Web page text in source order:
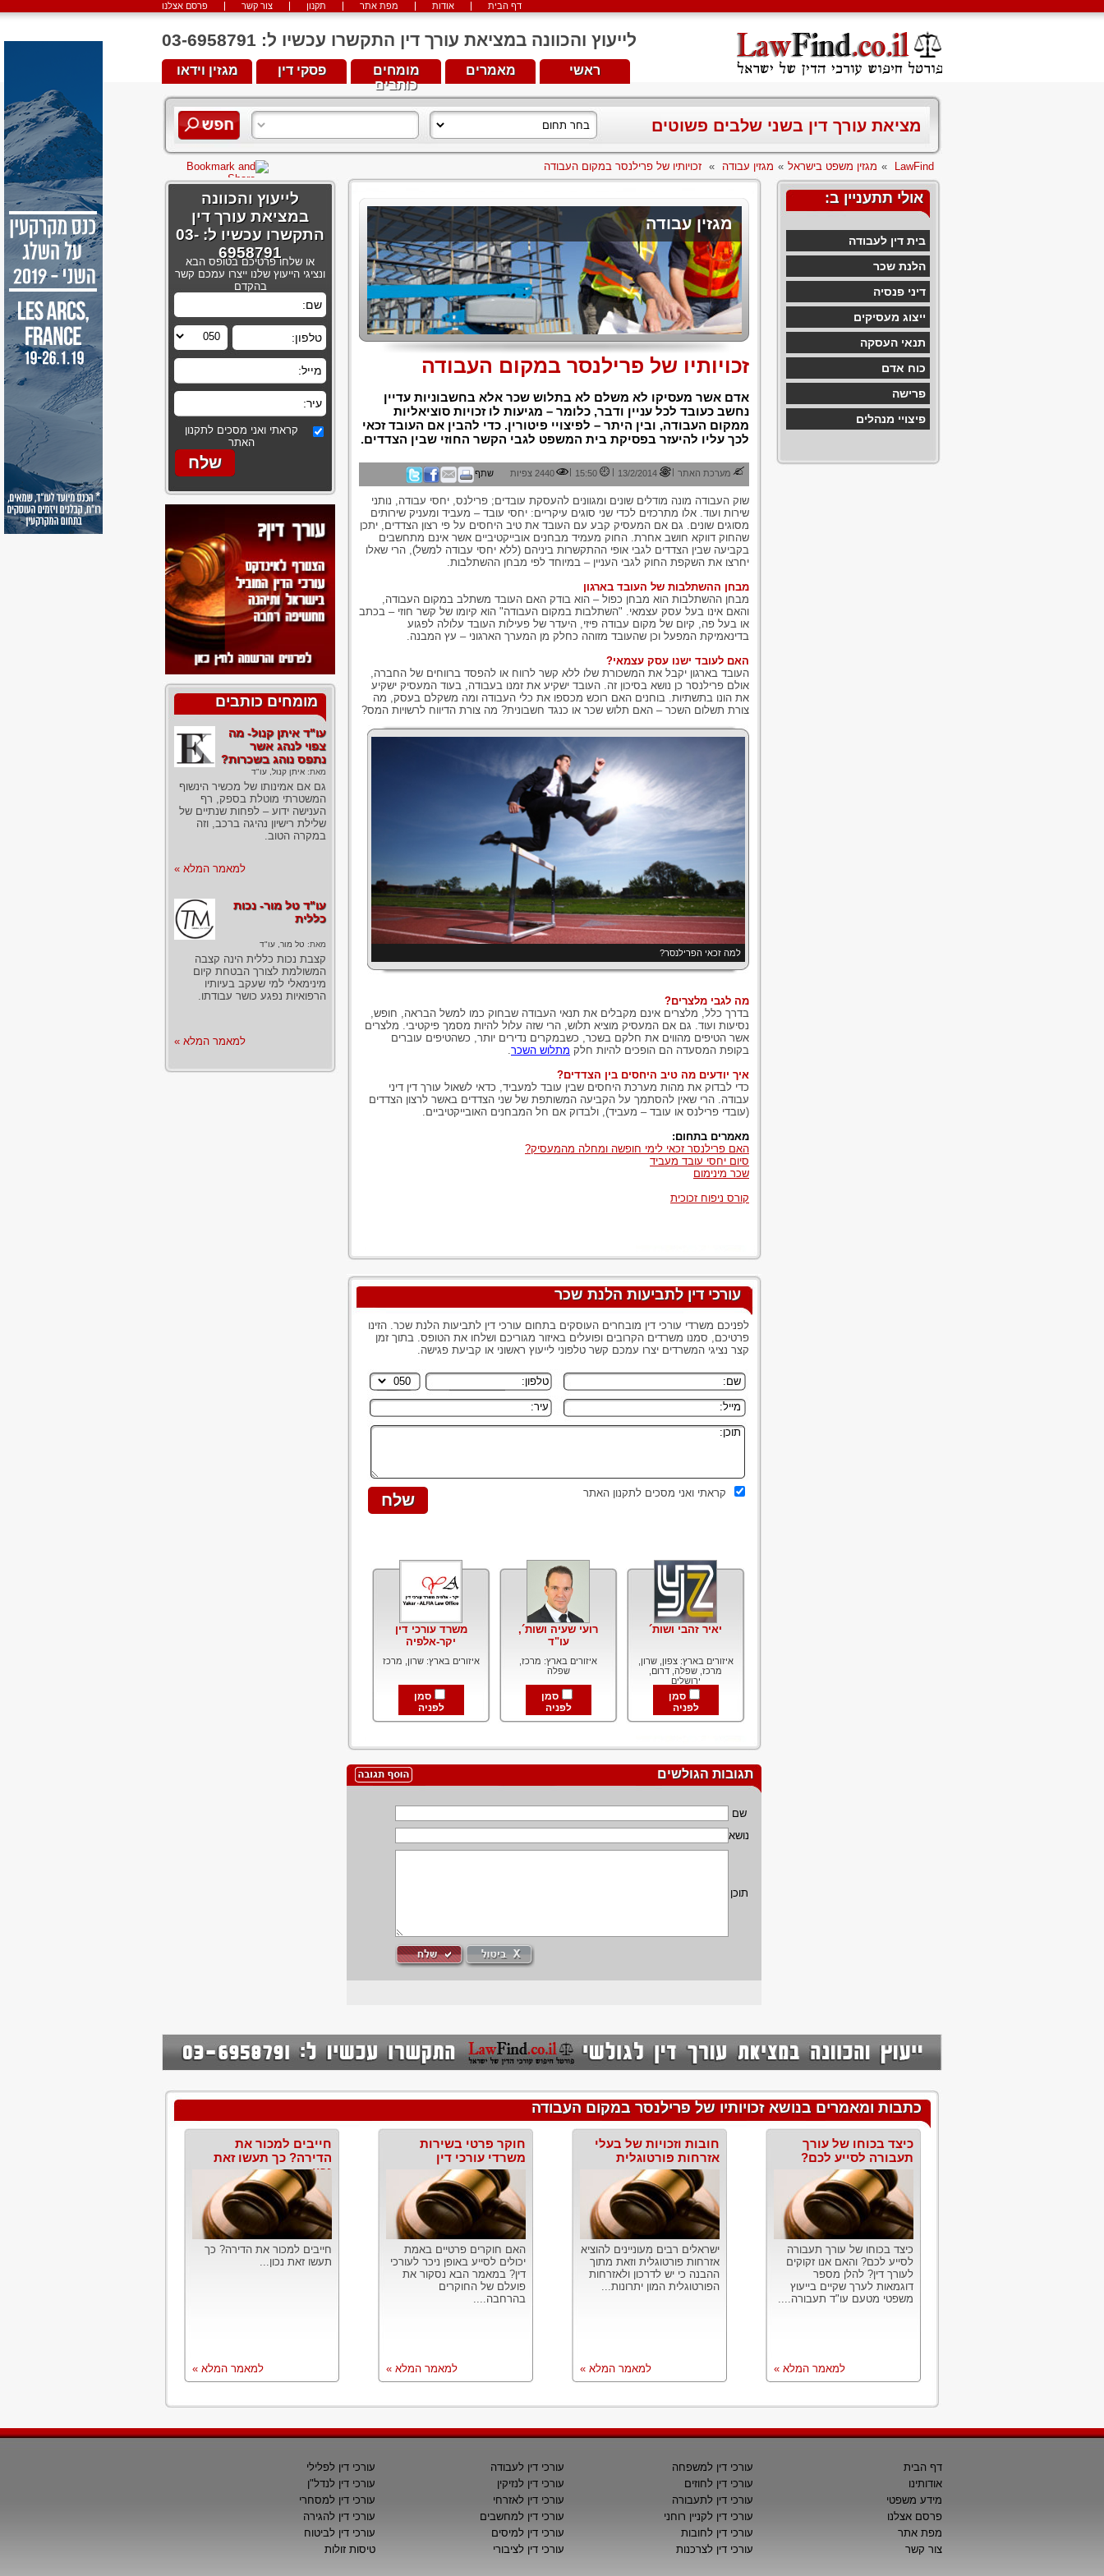
פרסם אצלנו צור קשר תקנון מפת אתר אודות דף הבית
לייעוץ והכוונה במציאת עורך דין התקשרו עכשיו ל: 03-6958791
מגזין וידאו פסקי דין
מומחים
כותבים
מאמרים ראשי
מציאת עורך דין בשני שלבים פשוטים
LawFind
» מגזין משפט בישראל » מגזין עבודה » זכויותיו של פרילנסר במקום העבודה
אולי תתעניין ב:
בית דין לעבודה
הלנת שכר
דיני פנסיה
ייצוג מעסיקים
תנאי העסקה
כוח אדם
פרישה
פיצויי מנהלים
מגזין עבודה
זכויותיו של פרילנסר במקום העבודה
אדם אשר מעסיקו לא משלם לא בתלוש שכר אלא בחשבוניות עדיין
נחשב כעובד לכל עניין ודבר, כלומר – מגיעות לו זכויות סוציאליות
ממקום העבודה, ובין היתר – לפיצויי פיטורין. כדי להבין אם העובד זכאי
לכך עליו להיעזר בפסיקת בית המשפט לגבי הקשר החוזי שבין הצדדים.
מערכת האתר |
13/2/2014
|
15:50
| 2440 צפיות שתף
שוק העבודה מונה מודלים שונים ומגוונים להעסקת עובדים; פרילנס, יחסי עבודה, נותני
שירות ועוד. אלו מתרכזים לכדי שני סוגים עיקריים: יחסי עובד – מעביד ומעניק שירותים
מסוגים שונים. גם אם המעסיק קבע עם העובד את טיב היחסים על פי רצון הצדדים, יתכן
שהחוק דווקא חושב אחרת. החוק מעמיד מבחנים אובייקטיביים אשר אינם מתחשבים
בקביעה שבין הצדדים לגבי אופי ההתקשרות ביניהם (ללא יחסי עבודה למשל), הרי שאלו
יחרצו את השקפת החוק לגבי העניין – במיוחד לפי מבחן ההשתלבות.
מבחן ההשתלבות של העובד בארגון
מבחן ההשתלבות הוא מבחן כפול – הוא בודק האם העובד משתלב במקום העבודה,
והאם אינו בעל עסק עצמאי. "השתלבות במקום העבודה" הוא קיומו של קשר חוזי – בכתב
או בעל פה, קיום של מקום עבודה פיזי, היעדר של פעילות העובד עלולה לפגוע
בדינאמיקת המפעל וכן שהעובד מזוהה כחלק מן המערך הארגוני – עץ המבנה.
האם לעובד ישנו עסק עצמאי?
העובד בארגון יקבל את המשכורת שלו ללא קשר לרווח או להפסד ברווחים של החברה,
אולם פרילנסר כן נושא בסיכון זה. העובד ישקיע את זמנו בעבודה, בעוד המעסיק ישקיע
את הונו בתשתיות. בוחנים האם רוכש מכספו את כלי העבודה ומה משקלם בעסק, מה
צורת תשלום השכר – האם תלוש שכר או כנגד חשבונית? מה צורת הדיווח לרשויות המס?
למה זכאי הפרילנסר?
מה לגבי מלצרים?
בדרך כלל, מלצרים אינם מקבלים את תנאי העבודה שבחוק כמו למשל הבראה, חופש,
נסיעות ועוד. גם אם המעסיק מוציא תלוש, הרי שזה עלול להיות מסמך פיקטיבי. מלצרים
אשר הטיפים מהווים את חלקם בשכר, כשבמקרים נדירים יותר, כשהטיפים עוברים
בקופת המסעדה הם הופכים להיות חלק מתלוש השכר
איך יודעים מה טיב היחסים בין הצדדים?
כדי לבדוק את מהות מערכת היחסים שבין עובד למעביד, כדאי לשאול עורך דין דיני
עבודה. הרי שאין להסתמך על הקביעה המשותפת של שני הצדדים באשר לרצון הצדדים
(עובדי פרילנס או עובד – מעביד), ולבדוק אם חל המבחנים האובייקטיביים.
מאמרים בתחום:
האם פרילנסר זכאי לימי חופשה ומחלה מהמעסיק?
סיום יחסי עובד מעביד
שכר מינימום
קורס ניפוח זכוכית
עורכי דין לתביעות הלנת שכר
לפניכם משרדי עורכי דין מובחרים העוסקים בתחום עורכי דין לתביעות הלנת שכר. הזינו
פרטיכם, סמנו משרדים הקרובים ופועלים באיזור מגוריכם ושלחו את הטופס. בתוך זמן
קצר נציגי המשרדים יצרו עמכם קשר טלפוני לייעוץ ראשוני או קביעת פגישה.
קראתי ואני מסכים לתקנון האתר
יאיר זהבי ושות´
איזורים בארץ: צפון, שרון,
מרכז, שפלה, דרום,
ירושלים
סמן
לפניה
רועי שעיה ושות´,
עו"ד
איזורים בארץ: מרכז,
שפלה
סמן
לפניה
משרד עורכי דין
יקר-אלפיה
איזורים בארץ: שרון, מרכז
סמן
לפניה
תגובות הגולשים
שם
נושא
תוכן
לייעוץ והכוונה
במציאת עורך דין
התקשרו עכשיו ל: 03-
6958791
או שלחו פרטיכם בטופס הבא
ונציגי הייעוץ שלנו ייצרו עמכם קשר
בהקדם
קראתי ואני מסכים לתקנון
האתר
מומחים כותבים
עו"ד איתן קנול- מה
צפוי לנהג אשר
נתפס נוהג בשכרות?
מאת: איתן קנול, עו"ד
גם אם אמינותו של מכשיר הינשוף
המשטרתי מוטלת בספק, רף
הענישה ידוע – לפחות שנתיים של
שלילת רישיון נהיגה ברכב, וזה
במקרה הטוב.
למאמר המלא »
עו"ד טל מור- נכות
כללית
מאת: טל מור, עו"ד
קצבת נכות כללית הינה קצבה
המשולמת לצורך הבטחת קיום
מינימאלי למי שעקב בעיותיו
הרפואיות נפגע כושר עבודתו.
למאמר המלא »
כתבות ומאמרים בנושא זכויותיו של פרילנסר במקום העבודה
כיצד בכוחו של עורך
תעבורה לסייע לכם?
כיצד בכוחו של עורך תעבורה
לסייע לכם? והאם אנו זקוקים
לעורך דין? להלן מספר
דוגמאות לערך שקיים בייעוץ
משפטי מטעם עו"ד תעבורה....
למאמר המלא »
חובות וזכויות של בעלי
אזרחות פורטוגלית
ישראלים רבים מעוניינים להוציא
אזרחות פורטוגלית וזאת מתוך
ההבנה כי יש לדרכון ולאזרחות
הפורטוגלית המון יתרונות...
למאמר המלא »
חוקר פרטי בשירות
משרדי עורכי דין
האם חוקרים פרטיים באמת
יכולים לסייע באופן ניכר לעורכי
דין? במאמר הבא נסקור את
פועלם של החוקרים
בהרחבה....
למאמר המלא »
חייבים למכור את
הדירה? כך תעשו זאת
נכון
חייבים למכור את הדירה? כך
תעשו זאת נכון...
למאמר המלא »
דף הבית
אודותינו
מידע משפטי
פרסם אצלנו
מפת אתר
צור קשר
עורכי דין למשפחה
עורכי דין לחוזים
עורכי דין לתעבורה
עורכי דין לקניין רוחני
עורכי דין לחובות
עורכי דין לצרכנות
עורכי דין לעבודה
עורכי דין לנזיקין
עורכי דין לאזרחי
עורכי דין למחשבים
עורכי דין למיסים
עורכי דין לציבורי
עורכי דין לפלילי
עורכי דין לנדל"ן
עורכי דין למסחרי
עורכי דין להגירה
עורכי דין לביטוח
טיסות זולות